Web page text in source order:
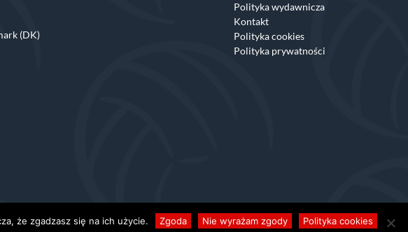
(DK)
Polityka wydawnicza
Kontakt
Polityka cookies
Polityka prywatności
że zgadzasz się na ich użycie. Zgoda Nie wyrażam zgody Polityka cookies